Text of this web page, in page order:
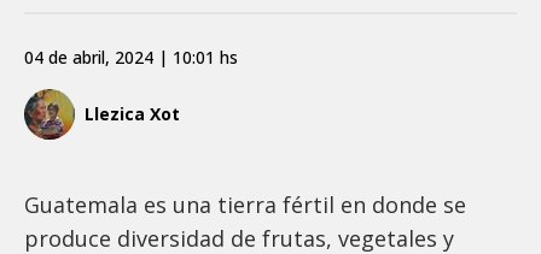
Llezica Xot
04 de abril, 2024 | 10:01 hs
Guatemala es una tierra fértil en donde se
produce diversidad de frutas, vegetales y